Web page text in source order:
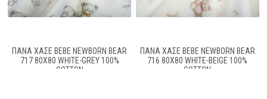
ΠΆΝΑ ΧΑΣΈ BEBE NEWBORN BEAR
717 80X80 WHITE-GREY 100%
COTTON
ΠΆΝΑ ΧΑΣΈ BEBE NEWBORN BEAR
716 80X80 WHITE-BEIGE 100%
COTTON